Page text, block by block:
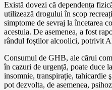
Există dovezi că dependența
utilizează drogului în scop
simptome de sevraj la încetarea
acestuia. De asemenea, a fost
rândul foștilor alcoolici, potrivit
Consumul de GHB, ale cărui
în cazuri de urgență, poate duce
insomnie, transpirație, tahicardie
pot dezvolta, de asemenea,